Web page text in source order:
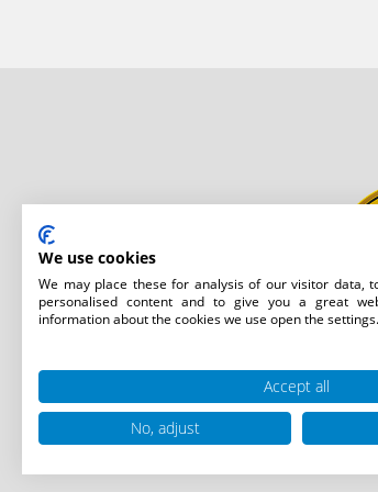
We use cookies
We may place these for analysis of our visitor data,
personalised content and to give you a great
information about the cookies we use open the settings.
Accept all
No, adjust